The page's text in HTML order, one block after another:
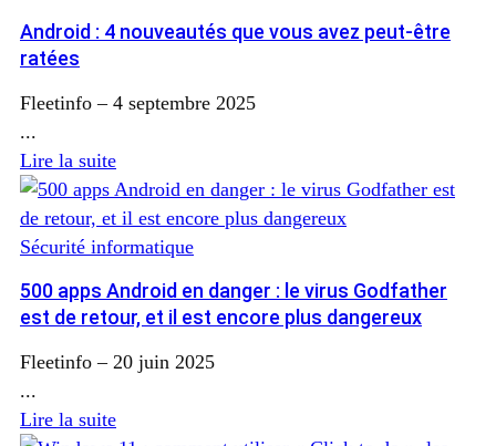
Android : 4 nouveautés que vous avez peut-être
ratées
Fleetinfo – 4 septembre 2025
...
Lire la suite
Sécurité informatique
500 apps Android en danger : le virus Godfather
est de retour, et il est encore plus dangereux
Fleetinfo – 20 juin 2025
...
Lire la suite